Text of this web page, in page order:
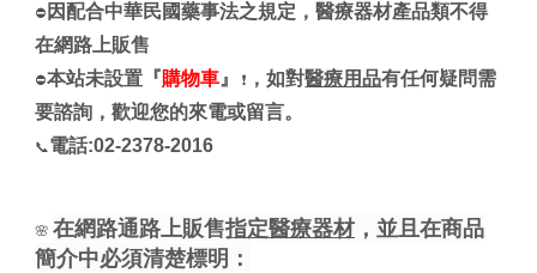
⛔ 因配合中華民國藥事法之規定，醫療器材產品類不得
在網路上販售
⛔本站未設置『購物車 』 ❗ ，如對醫療用品有任何疑問需
要諮詢，歡迎您的來電或留言。
📞電話:02-2378-2016
🌸在網路通路上販售指定醫療器材 ，並且在商品
簡介中必須清楚標明：